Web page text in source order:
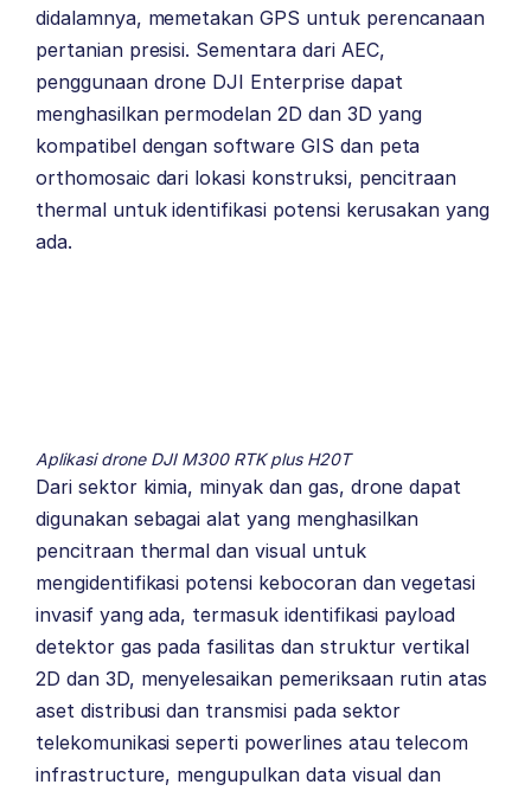
didalamnya, memetakan GPS untuk perencanaan
pertanian presisi. Sementara dari AEC,
penggunaan drone DJI Enterprise dapat
menghasilkan permodelan 2D dan 3D yang
kompatibel dengan software GIS dan peta
orthomosaic dari lokasi konstruksi, pencitraan
thermal untuk identifikasi potensi kerusakan yang
ada.
Aplikasi drone DJI M300 RTK plus H20T
Dari sektor kimia, minyak dan gas, drone dapat
digunakan sebagai alat yang menghasilkan
pencitraan thermal dan visual untuk
mengidentifikasi potensi kebocoran dan vegetasi
invasif yang ada, termasuk identifikasi payload
detektor gas pada fasilitas dan struktur vertikal
2D dan 3D, menyelesaikan pemeriksaan rutin atas
aset distribusi dan transmisi pada sektor
telekomunikasi seperti powerlines atau telecom
infrastructure, mengupulkan data visual dan